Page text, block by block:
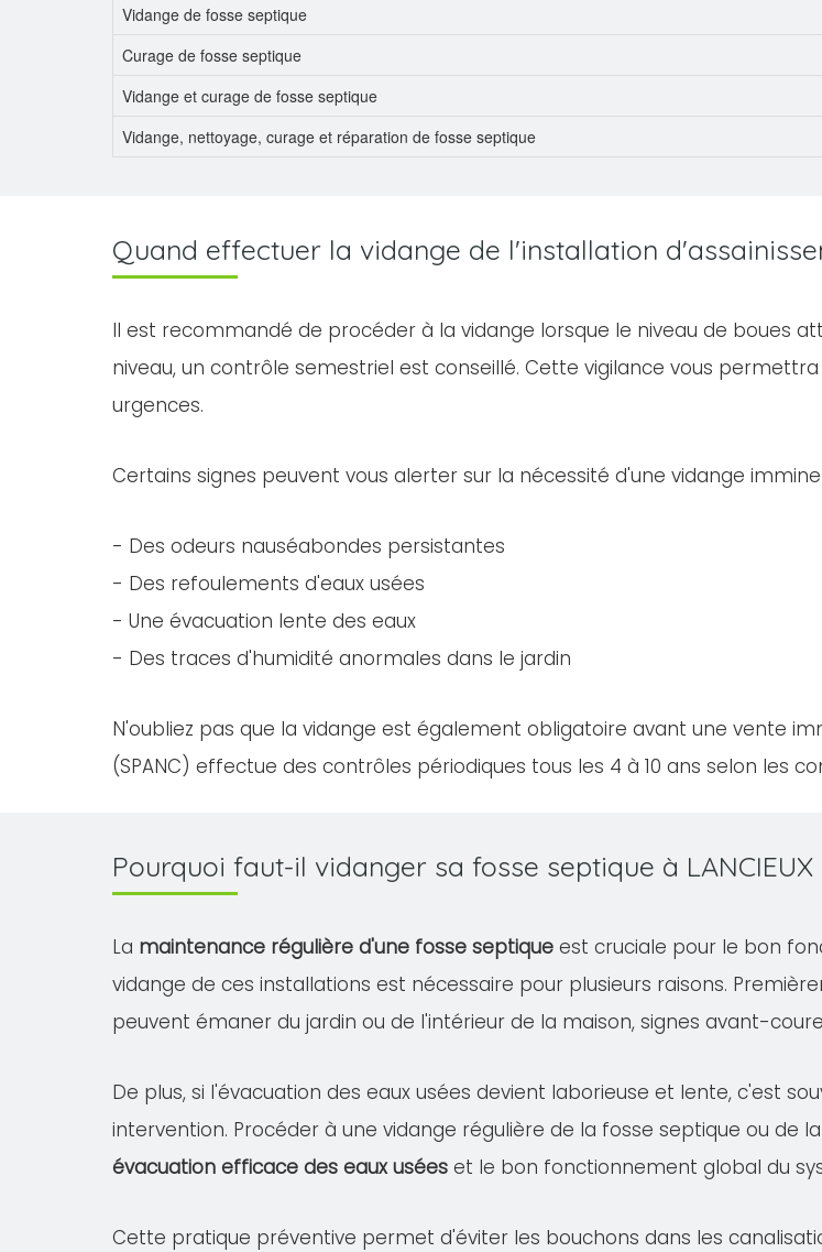
Vidange de fosse septique
Curage de fosse septique
Vidange et curage de fosse septique
Vidange, nettoyage, curage et réparation de fosse septique
Quand effectuer la vidange de l'installation
Il est recommandé de procéder à la vidange lorsque le niveau de boues
niveau, un contrôle semestriel est conseillé. Cette vigilance vous
urgences.
Certains signes peuvent vous alerter sur la nécessité d'une vidange
- Des odeurs nauséabondes persistantes
- Des refoulements d'eaux usées
- Une évacuation lente des eaux
- Des traces d'humidité anormales dans le jardin
N'oubliez pas que la vidange est également obligatoire avant une vente
(SPANC) effectue des contrôles périodiques tous les 4 à 10 ans selon les
Pourquoi faut-il vidanger sa fosse septique à LANCIEUX
La maintenance régulière d'une fosse septique est cruciale pour le bon
vidange de ces installations est nécessaire pour plusieurs raisons.
peuvent émaner du jardin ou de l'intérieur de la maison, signes avant-
De plus, si l'évacuation des eaux usées devient laborieuse et lente, c'est
intervention. Procéder à une vidange régulière de la fosse septique ou de
évacuation efficace des eaux usées et le bon fonctionnement global du
Cette pratique préventive permet d'éviter les bouchons dans les